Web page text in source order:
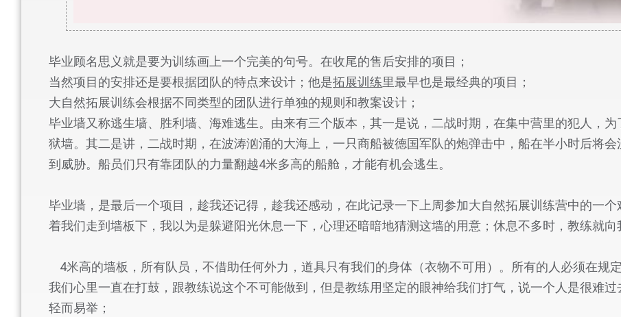
毕业顾名思义就是要为训练画上一个完美的句号。在收尾的售后安排的项目；
当然项目的安排还是要根据团队的特点来设计；他是拓展训练里最早也是最经典的项目；
大自然拓展训练会根据不同类型的团队进行单独的规则和教案设计；
毕业墙又称逃生墙、胜利墙、海难逃生。由来有三个版本，其一是说，二战时期，在集中营里的犯人，
狱墙。其二是讲，二战时期，在波涛汹涌的大海上，一只商船被德国军队的炮弹击中，船在半小时后将
到威胁。船员们只有靠团队的力量翻越4米多高的船舱，才能有机会逃生。
毕业墙，是最后一个项目，趁我还记得，趁我还感动，在此记录一下上周参加大自然拓展训练营中的一
着我们走到墙板下，我以为是躲避阳光休息一下，心理还暗暗地猜测这墙的用意；休息不多时，教练就
4米高的墙板，所有队员，不借助任何外力，道具只有我们的身体（衣物不可用）。所有的人必须在规
我们心里一直在打鼓，跟教练说这个不可能做到，但是教练用坚定的眼神给我们打气，说一个人是很难
轻而易举；